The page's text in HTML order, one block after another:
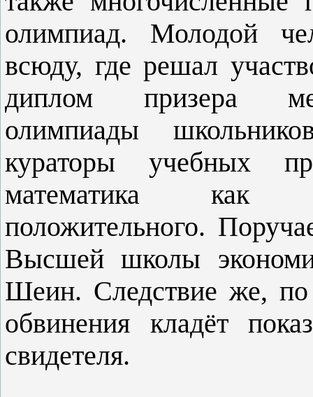
олимпиад. Молодой
всюду, где решал
диплом призера
олимпиады
кураторы учебных
математика как
положительного.
Высшей школы
Шеин. Следствие же,
обвинения кладёт
свидетеля.